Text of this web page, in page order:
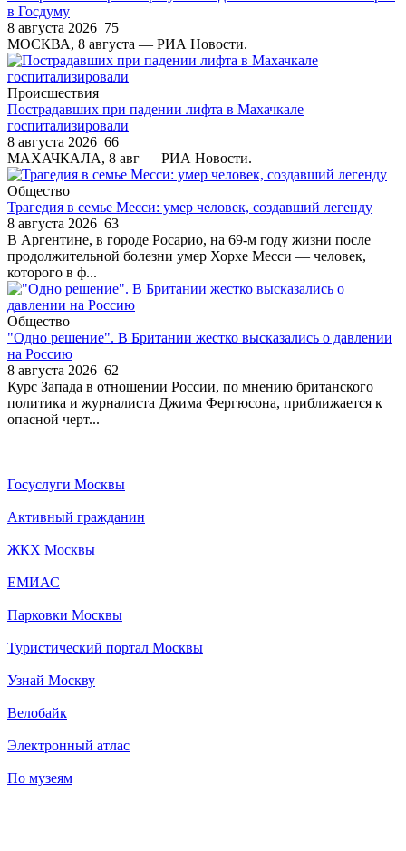
в Госдуму
8 августа 2026 75
МОСКВА, 8 августа — РИА Новости.
Происшествия
Пострадавших при падении лифта в Махачкале
госпитализировали
8 августа 2026 66
МАХАЧКАЛА, 8 авг — РИА Новости.
Общество
Трагедия в семье Месси: умер человек, создавший легенду
8 августа 2026 63
В Аргентине, в городе Росарио, на 69-м году жизни после
продолжительной болезни умер Хорхе Месси — человек,
которого в ф...
Общество
"Одно решение". В Британии жестко высказались о давлении
на Россию
8 августа 2026 62
Курс Запада в отношении России, по мнению британского
политика и журналиста Джима Фергюсона, приближается к
опасной черт...
Госуслуги Москвы
Активный гражданин
ЖКХ Москвы
ЕМИАС
Парковки Москвы
Туристический портал Москвы
Узнай Москву
Велобайк
Электронный атлас
По музеям